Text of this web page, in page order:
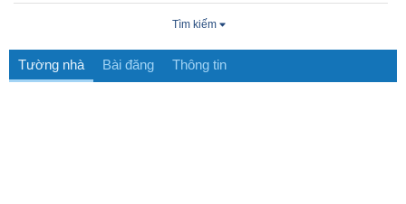
Tìm kiếm
Tường nhà Bài đăng Thông tin